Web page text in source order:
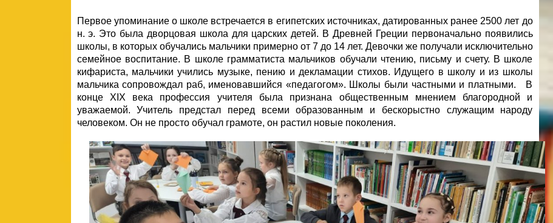
Первое упоминание о школе встречается в египетских источниках, датированных ранее 2500 лет до
н. э. Это была дворцовая школа для царских детей. В Древней Греции первоначально появились
школы, в которых обучались мальчики примерно от 7 до 14 лет. Девочки же получали исключительно
семейное воспитание. В школе грамматиста мальчиков обучали чтению, письму и счету. В школе
кифариста, мальчики учились музыке, пению и декламации стихов. Идущего в школу и из школы
мальчика сопровождал раб, именовавшийся «педагогом». Школы были частными и платными. В
конце ХIХ века профессия учителя была признана общественным мнением благородной и
уважаемой. Учитель предстал перед всеми образованным и бескорыстно служащим народу
человеком. Он не просто обучал грамоте, он растил новые поколения.